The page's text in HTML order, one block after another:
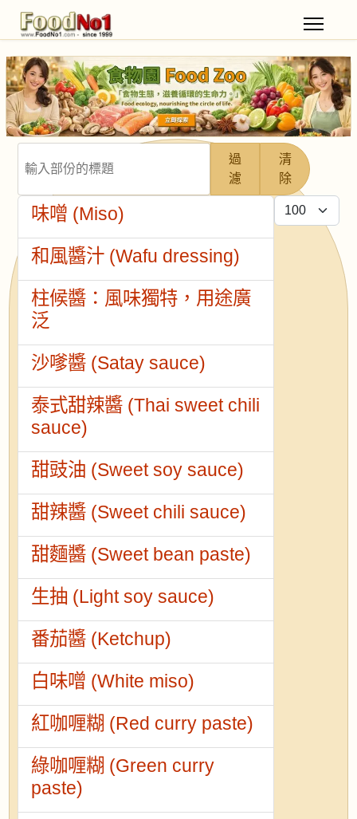
過
濾
清
除
每頁顯示條數
味噌 (Miso)
和風醬汁 (Wafu dressing)
柱候醬：風味獨特，用途廣
泛
沙嗲醬 (Satay sauce)
泰式甜辣醬 (Thai sweet chili
sauce)
甜豉油 (Sweet soy sauce)
甜辣醬 (Sweet chili sauce)
甜麵醬 (Sweet bean paste)
生抽 (Light soy sauce)
番茄醬 (Ketchup)
白味噌 (White miso)
紅咖喱糊 (Red curry paste)
綠咖喱糊 (Green curry
paste)